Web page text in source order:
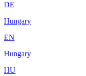
DE
Hungary
EN
Hungary
HU